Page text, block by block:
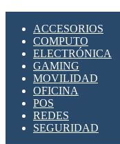
SUPRESOR DE
APLICACIONES
ACCESORIOS
COMPUTO
ELECTRÓNICA
GAMING
MOVILIDAD
OFICINA
POS
REDES
SEGURIDAD